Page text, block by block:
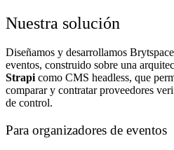
Nuestra solución
Diseñamos y desarrollamos
eventos, construido sobre una
Strapicomo CMS headless, que
comparar y contratar proveedores
de control.
Para organizadores de eventos